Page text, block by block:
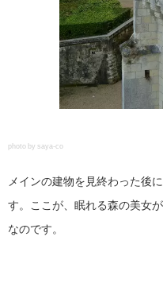
photo by saya-co
メインの建物を見終わった後
す。ここが、眠れる森の美女
なのです。